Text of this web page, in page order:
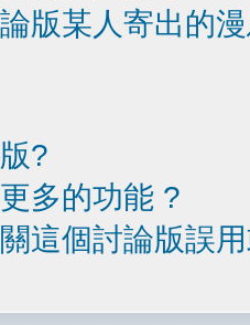
版某人寄出的
?
多的功能 ?
這個討論版誤